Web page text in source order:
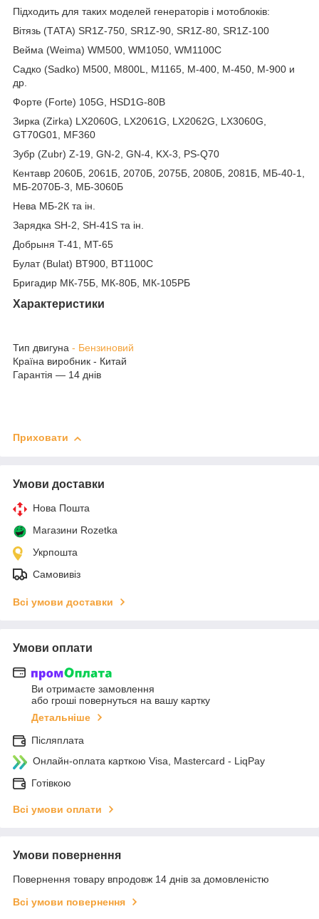
Підходить для таких моделей генераторів і мотоблоків:
Вітязь (ТАТА) SR1Z-750, SR1Z-90, SR1Z-80, SR1Z-100
Вейма (Weima) WM500, WM1050, WM1100C
Садко (Sadko) M500, M800L, M1165, M-400, M-450, M-900 и
др.
Форте (Forte) 105G, HSD1G-80B
Зирка (Zirka) LX2060G, LX2061G, LX2062G, LX3060G,
GT70G01, MF360
Зубр (Zubr) Z-19, GN-2, GN-4, KX-3, PS-Q70
Кентавр 2060Б, 2061Б, 2070Б, 2075Б, 2080Б, 2081Б, МБ-40-1,
МБ-2070Б-3, МБ-3060Б
Нева МБ-2К та ін.
Зарядка SH-2, SH-41S та ін.
Добрыня T-41, MT-65
Булат (Bulat) BT900, BT1100C
Бригадир МК-75Б, МК-80Б, МК-105РБ
Характеристики
Тип двигуна - Бензиновий
Країна виробник - Китай
Гарантія — 14 днів
Приховати
Умови доставки
Нова Пошта
Магазини Rozetka
Укрпошта
Самовивіз
Всі умови доставки
Умови оплати
Ви отримаєте замовлення
або гроші повернуться на вашу картку
Детальніше
Післяплата
Онлайн-оплата карткою Visa, Mastercard - LiqPay
Готівкою
Всі умови оплати
Умови повернення
Повернення товару впродовж 14 днів за домовленістю
Всі умови повернення